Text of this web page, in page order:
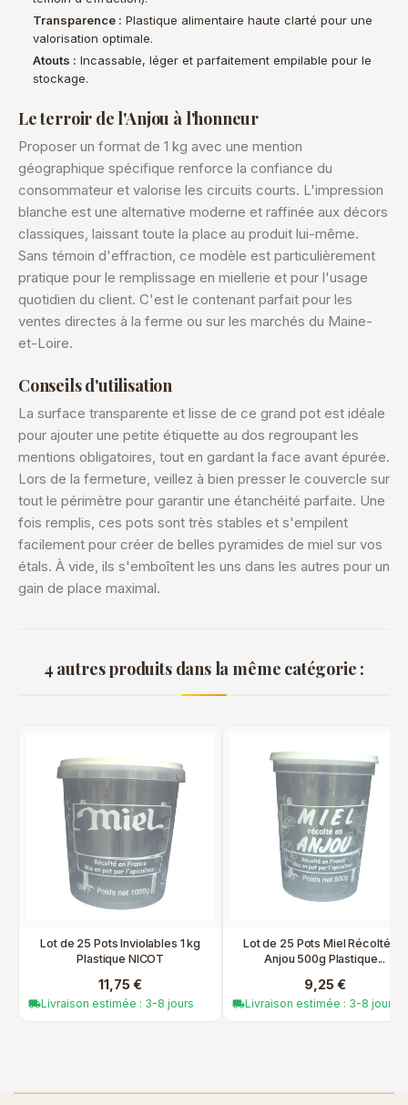
Transparence : Plastique alimentaire haute clarté pour une
valorisation optimale.
Atouts : Incassable, léger et parfaitement empilable pour le
stockage.
Le terroir de l'Anjou à l'honneur
Proposer un format de 1 kg avec une mention
géographique spécifique renforce la confiance du
consommateur et valorise les circuits courts. L'impression
blanche est une alternative moderne et raffinée aux décors
classiques, laissant toute la place au produit lui-même.
Sans témoin d'effraction, ce modèle est particulièrement
pratique pour le remplissage en miellerie et pour l'usage
quotidien du client. C'est le contenant parfait pour les
ventes directes à la ferme ou sur les marchés du Maine-
et-Loire.
Conseils d'utilisation
La surface transparente et lisse de ce grand pot est idéale
pour ajouter une petite étiquette au dos regroupant les
mentions obligatoires, tout en gardant la face avant épurée.
Lors de la fermeture, veillez à bien presser le couvercle sur
tout le périmètre pour garantir une étanchéité parfaite. Une
fois remplis, ces pots sont très stables et s'empilent
facilement pour créer de belles pyramides de miel sur vos
étals. À vide, ils s'emboîtent les uns dans les autres pour un
gain de place maximal.
4 autres produits dans la même catégorie :
Lot de 25 Pots Inviolables 1 kg
Plastique NICOT
11,75 €
local_shippingLivraison estimée : 3-8 jours
Lot de 25 Pots Miel Récolté en
Anjou 500g Plastique...
9,25 €
local_shippingLivraison estimée : 3-8 jours